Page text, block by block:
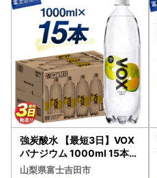
強炭酸水 【最短3日】VOX
バナジウム 1000ml 15本(
山梨県富士吉田市